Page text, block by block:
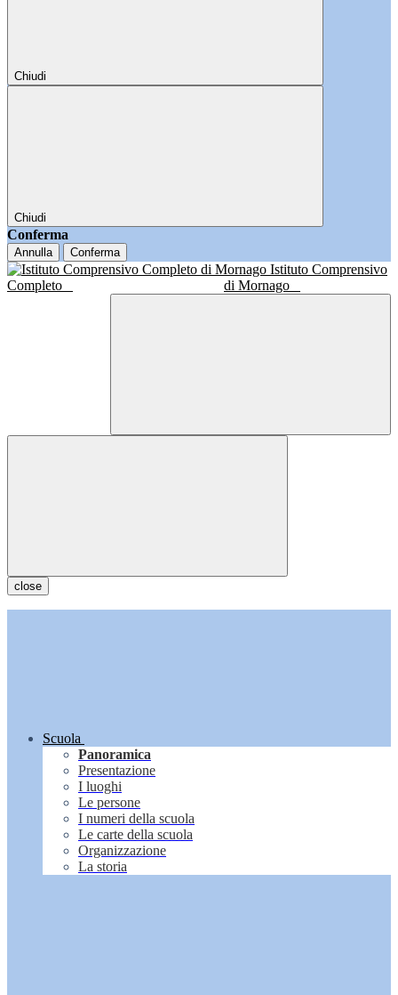
Chiudi
Chiudi
Conferma
Annulla Conferma
Istituto Comprensivo
Completo
di Mornago
close
Scuola
Panoramica
Presentazione
I luoghi
Le persone
I numeri della scuola
Le carte della scuola
Organizzazione
La storia